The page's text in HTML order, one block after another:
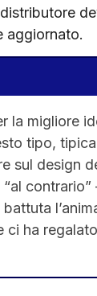
aggiornato.
la migliore
tipo,
sul design
ci ha